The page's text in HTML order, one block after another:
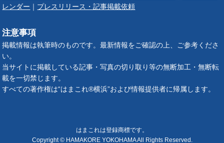
レンダー
プレスリリース・記事掲載依頼
注意事項
掲載情報は執筆時のものです。最新情報をご確認の上、ご参考くださ
い。
当サイトに掲載している記事・写真の切り取り等の無断加工・無断転
載を一切禁じます。
すべての著作権は“はまこれ®横浜”および情報提供者に帰属します。
はまこれは登録商標です。
Copyright © HAMAKORE YOKOHAMA All Rights Reserved.